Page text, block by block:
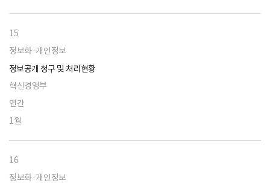
15
정보화·개인정보
정보공개 청구 및 처리현황
혁신경영부
연간
1월
16
정보화·개인정보